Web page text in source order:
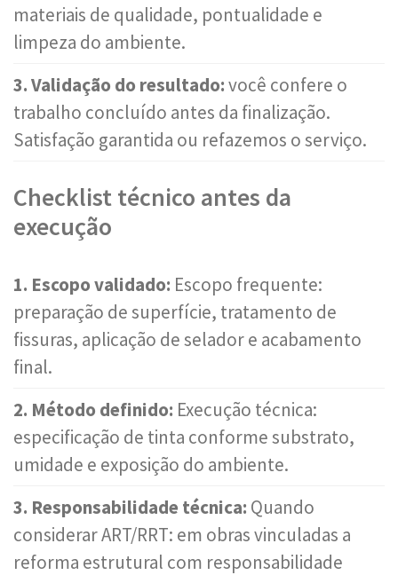
materiais de qualidade, pontualidade e
limpeza do ambiente.
3. Validação do resultado:você confere o
trabalho concluído antes da finalização.
Satisfação garantida ou refazemos o serviço.
Checklist técnico antes da
execução
1. Escopo validado: Escopo frequente:
preparação de superfície, tratamento de
fissuras, aplicação de selador e acabamento
final.
2. Método definido: Execução técnica:
especificação de tinta conforme substrato,
umidade e exposição do ambiente.
3. Responsabilidade técnica: Quando
considerar ART/RRT: em obras vinculadas a
reforma estrutural com responsabilidade